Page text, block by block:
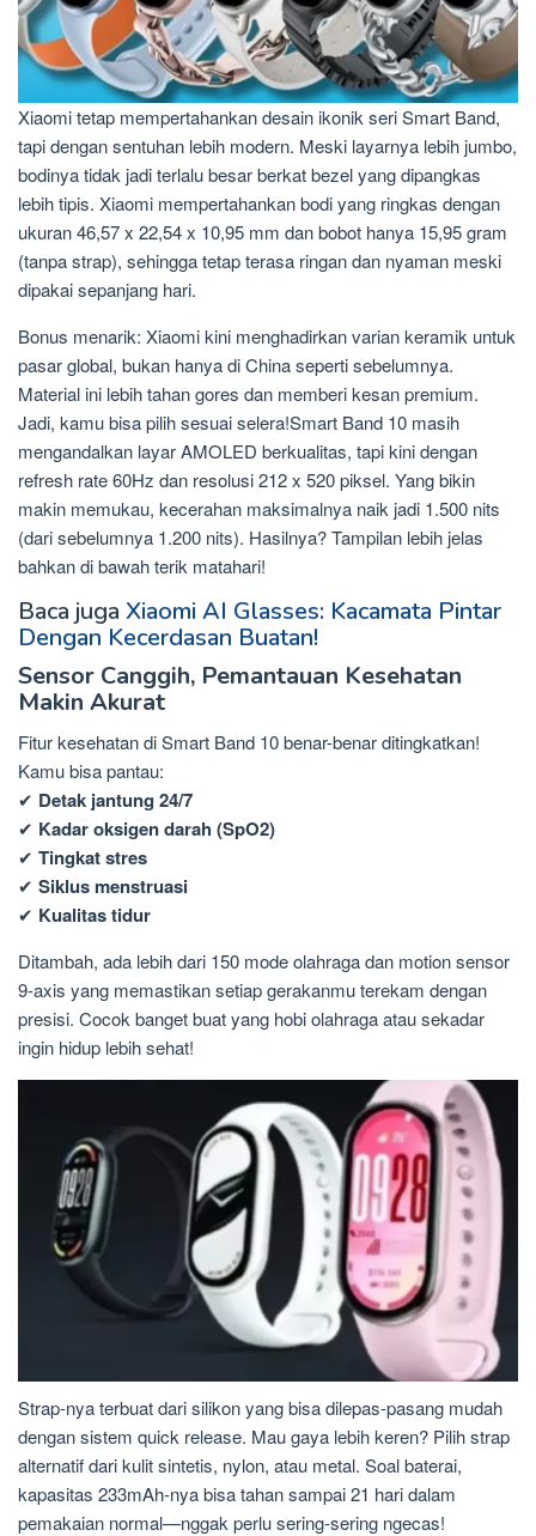
Xiaomi tetap mempertahankan desain ikonik seri Smart Band,
tapi dengan sentuhan lebih modern. Meski layarnya lebih jumbo,
bodinya tidak jadi terlalu besar berkat bezel yang dipangkas
lebih tipis. Xiaomi mempertahankan bodi yang ringkas dengan
ukuran 46,57 x 22,54 x 10,95 mm dan bobot hanya 15,95 gram
(tanpa strap), sehingga tetap terasa ringan dan nyaman meski
dipakai sepanjang hari.
Bonus menarik: Xiaomi kini menghadirkan varian keramik untuk
pasar global, bukan hanya di China seperti sebelumnya.
Material ini lebih tahan gores dan memberi kesan premium.
Jadi, kamu bisa pilih sesuai selera!Smart Band 10 masih
mengandalkan layar AMOLED berkualitas, tapi kini dengan
refresh rate 60Hz dan resolusi 212 x 520 piksel. Yang bikin
makin memukau, kecerahan maksimalnya naik jadi 1.500 nits
(dari sebelumnya 1.200 nits). Hasilnya? Tampilan lebih jelas
bahkan di bawah terik matahari!
Baca juga Xiaomi AI Glasses: Kacamata Pintar
Dengan Kecerdasan Buatan!
Sensor Canggih, Pemantauan Kesehatan
Makin Akurat
Fitur kesehatan di Smart Band 10 benar-benar ditingkatkan!
Kamu bisa pantau:
✔ Detak jantung 24/7
✔ Kadar oksigen darah (SpO2)
✔ Tingkat stres
✔ Siklus menstruasi
✔ Kualitas tidur
Ditambah, ada lebih dari 150 mode olahraga dan motion sensor
9-axis yang memastikan setiap gerakanmu terekam dengan
presisi. Cocok banget buat yang hobi olahraga atau sekadar
ingin hidup lebih sehat!
Strap-nya terbuat dari silikon yang bisa dilepas-pasang mudah
dengan sistem quick release. Mau gaya lebih keren? Pilih strap
alternatif dari kulit sintetis, nylon, atau metal. Soal baterai,
kapasitas 233mAh-nya bisa tahan sampai 21 hari dalam
pemakaian normal—nggak perlu sering-sering ngecas!